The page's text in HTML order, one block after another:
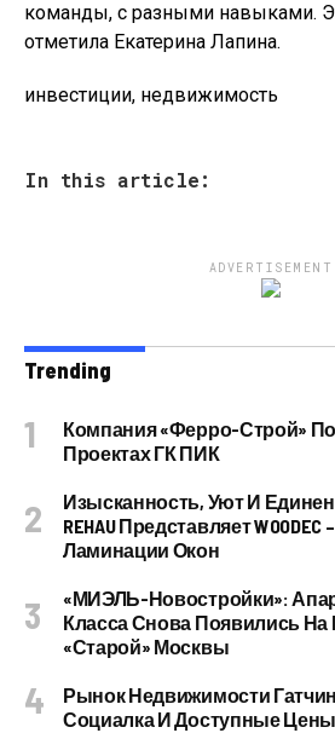
команды, с разными навыками.
отметила Екатерина Лапина.
инвестиции, недвижимость
In this article:
ADVERTISEMENT
Trending
Компания «Ферро-Строй»
Проектах ГК ПИК
Изысканность, Уют И
REHAU Представляет
Ламинации Окон
«МИЭЛЬ-Новостройки»:
Класса Снова Появились
«старой» Москвы
Рынок Недвижимости
Социалка И Доступные Цены